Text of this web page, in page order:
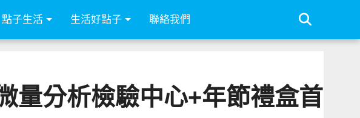
點子生活 生活好點子 聯絡我們
量分析檢驗中心+年節禮盒首